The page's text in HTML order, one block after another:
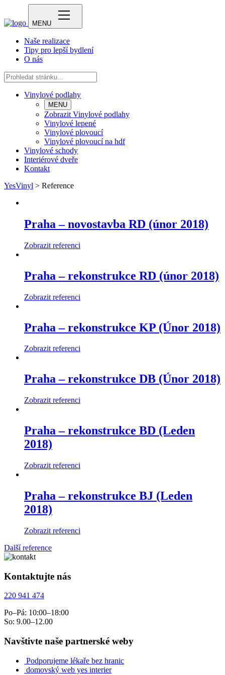
MENU
Naše realizace
Tipy pro lepší bydlení
O nás
Vinylové podlahy
MENU
Zobrazit Vinylové podlahy
Vinylové lepené
Vinylové plovoucí
Vinylové plovoucí na hdf
Vinylové schody
Interiérové dveře
Kontakt
YesVinyl > Reference
Praha – novostavba RD (únor 2018)
Zobrazit referenci
Praha – rekonstrukce RD (únor 2018)
Zobrazit referenci
Praha – rekonstrukce KP (Únor 2018)
Zobrazit referenci
Praha – rekonstrukce DB (Únor 2018)
Zobrazit referenci
Praha – rekonstrukce BD (Leden
2018)
Zobrazit referenci
Praha – rekonstrukce BJ (Leden
2018)
Zobrazit referenci
Další reference
Kontaktujte nás
220 941 474
Po–Pá: 10:00–18:00
So: 9.00–12.00
Navštivte naše partnerské weby
Podporujeme lékaře bez hranic
domovský web yes interier